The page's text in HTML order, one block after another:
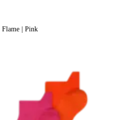
Flame | Pink